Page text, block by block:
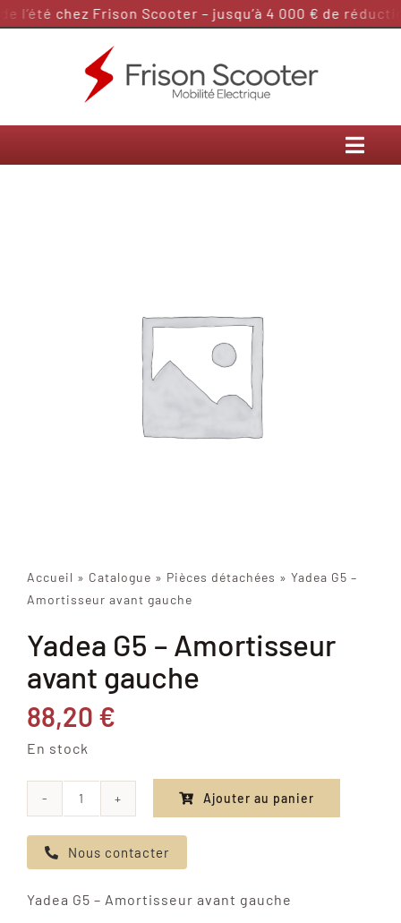
Passer
l’été chez Frison Scooter – jusqu’à 4 000 € de
Accueil » Catalogue » Pièces détachées » Yadea G5 –
Amortisseur avant gauche
Yadea G5 – Amortisseur
avant gauche
88,20 €
En stock
de
Yadea
-
Ajouter au panier
Nous contacter
Yadea G5 – Amortisseur avant gauche